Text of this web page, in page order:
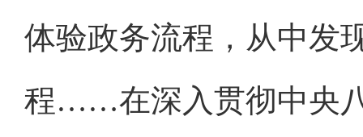
体验政务流程，从中发
程……在深入贯彻中央